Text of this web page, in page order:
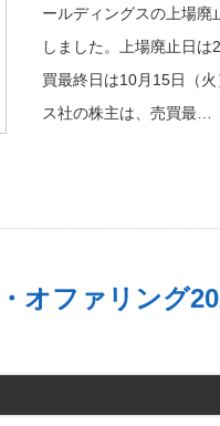
ールディングスの上場廃
しました。上場廃止日
買最終日は10月15日（
ス社の株主は、売買最…
オファリング